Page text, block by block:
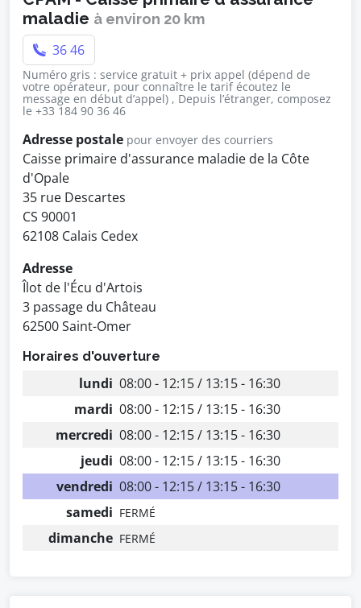
maladie à environ 20 km
36 46
Numéro gris : service gratuit + prix appel (dépend de
votre opérateur, pour connaître le tarif écoutez le
message en début d’appel) , Depuis l’étranger, composez
le +33 184 90 36 46
Adresse postale pour envoyer des courriers
Caisse primaire d'assurance maladie de la Côte
d'Opale
35 rue Descartes
CS 90001
62108 Calais Cedex
Adresse
Îlot de l'Écu d'Artois
3 passage du Château
62500 Saint-Omer
Horaires d'ouverture
lundi 08:00 - 12:15 / 13:15 - 16:30
mardi 08:00 - 12:15 / 13:15 - 16:30
mercredi 08:00 - 12:15 / 13:15 - 16:30
jeudi 08:00 - 12:15 / 13:15 - 16:30
vendredi 08:00 - 12:15 / 13:15 - 16:30
samedi FERMÉ
dimanche FERMÉ